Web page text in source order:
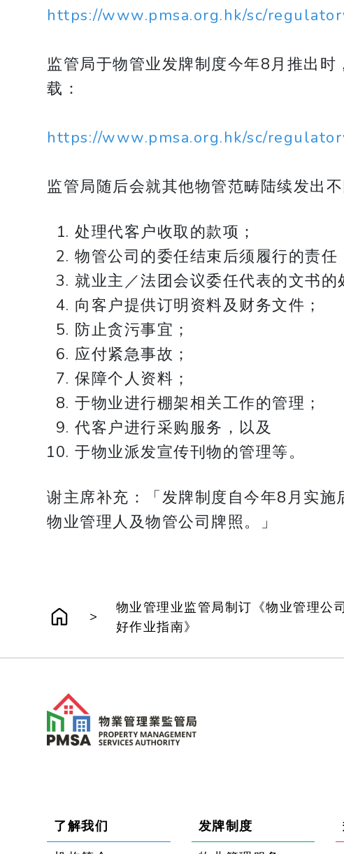
https://www.pmsa.org.hk/sc/
监管局于物管业发牌制度今年8月推出
载：
https://www.pmsa.org.hk/sc/
监管局随后会就其他物管范畴陆续发出
处理代客户收取的款项；
物管公司的委任结束后须履行的责任
就业主／法团会议委任代表的文书的
向客户提供订明资料及财务文件；
防止贪污事宜；
应付紧急事故；
保障个人资料；
于物业进行棚架相关工作的管理；
代客户进行采购服务，以及
于物业派发宣传刊物的管理等。
谢主席补充：「发牌制度自今年8月实
物业管理人及物管公司牌照。」
>
物业管理业监管局制订《物业管理公
好作业指南》
了解我们
发牌制度